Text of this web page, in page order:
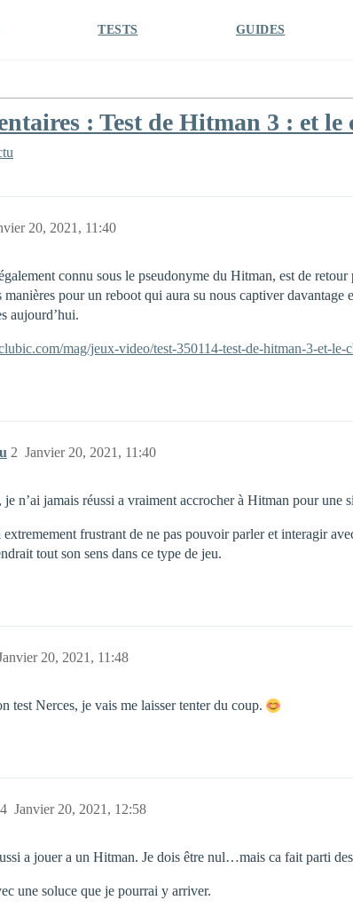
TESTS GUIDES
: Test de Hitman 3 : et le
20, 2021, 11:40
connu sous le pseudonyme du Hitman, est de
manières pour un reboot qui aura su nous captiver
aujourd’hui.
mag/jeux-video/test-350114-test-de-hitman-3-et-le-
Janvier 20, 2021, 11:40
2
je n’ai jamais réussi a vraiment accrocher à Hitman pour une
frustrant de ne pas pouvoir parler et interagir
tout son sens dans ce type de jeu.
20, 2021, 11:48
test Nerces, je vais me laisser tenter du coup.
Janvier 20, 2021, 12:58
4
a jouer a un Hitman. Je dois être nul…mais ca fait parti
une soluce que je pourrai y arriver.